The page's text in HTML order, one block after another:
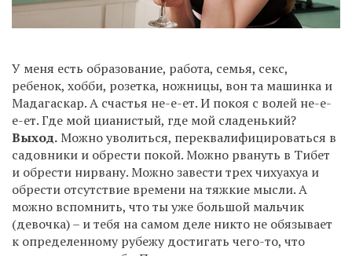
У меня есть образование, работа, семья, секс,
ребенок, хобби, розетка, ножницы, вон та машинка и
Мадагаскар. А счастья не-е-ет. И покоя с волей не-е-
е-ет. Где мой цианистый, где мой сладенький?
Выход. Можно уволиться, переквалифицироваться в
садовники и обрести покой. Можно рвануть в Тибет
и обрести нирвану. Можно завести трех чихуахуа и
обрести отсутствие времени на тяжкие мысли. А
можно вспомнить, что ты уже большой мальчик
(девочка) – и тебя на самом деле никто не обязывает
к определенному рубежу достигать чего-то, что